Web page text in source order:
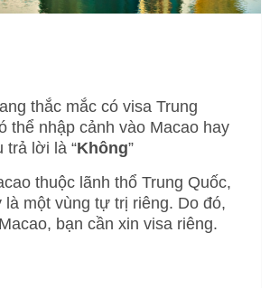
thắc mắc có visa Trung
thể nhập cảnh vào Macao hay
trả lời là “Không”
thuộc lãnh thổ Trung Quốc,
là một vùng tự trị riêng. Do đó,
bạn cần xin visa riêng.